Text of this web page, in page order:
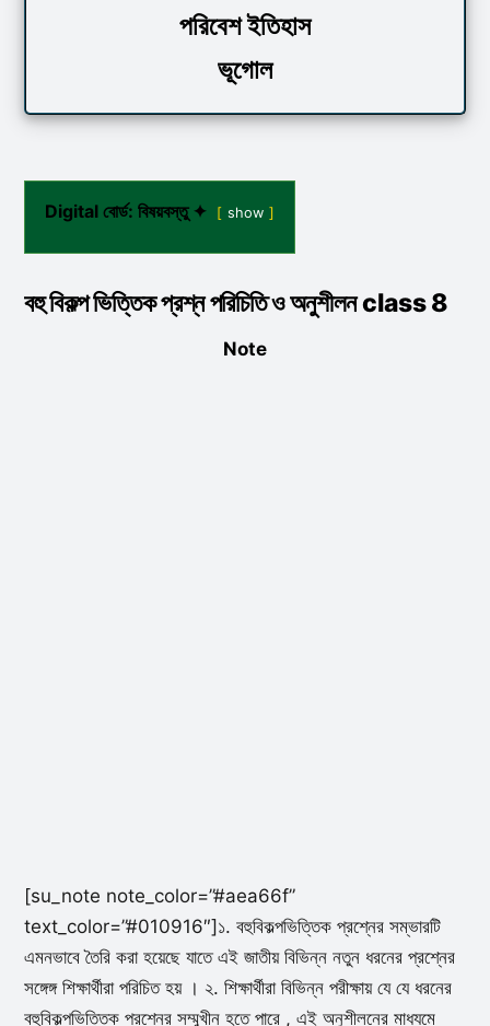
পরিবেশ ইতিহাস
ভূগোল
Digital বোর্ড: বিষয়বস্তু ✦ show
বহু বিকল্প ভিত্তিক প্রশ্ন পরিচিতি ও অনুশীলন class 8
Note
[su_note note_color=”#aea66f”
text_color=”#010916″]১. বহুবিকল্পভিত্তিক প্রশ্নের সম্ভারটি
এমনভাবে তৈরি করা হয়েছে যাতে এই জাতীয় বিভিন্ন নতুন ধরনের প্রশ্নের
সঙ্গেঙ্গ শিক্ষার্থীরা পরিচিত হয় । ২. শিক্ষার্থীরা বিভিন্ন পরীক্ষায় যে যে ধরনের
বহুবিকল্পভিত্তিক প্রশ্নের সম্মুখীন হতে পারে , এই অনুশীলনের মাধ্যমে